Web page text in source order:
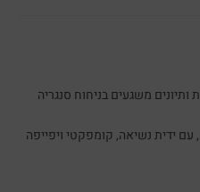
משגעים בניחוח סנגריה
וחום, עם ידית נשיאה, קומפקטי ויפייפה